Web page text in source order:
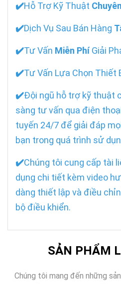
✔️Hỗ Trợ Kỹ Thuật
✔️Dịch Vụ Sau Bán Hàng
✔️Tư Vấn Miễn PhíGiải
✔️Tư Vấn Lựa Chọn Thiết
✔️Đội ngũ hỗ trợ kỹ thuật
sàng tư vấn qua điện
tuyến 24/7 để giải đáp
bạn trong quá trình sử
✔️Chúng tôi cung cấp tài
dụng chi tiết kèm video
dàng thiết lập và điều
bộ điều khiển.
SẢN PHẨM
Chúng tôi mang đến những